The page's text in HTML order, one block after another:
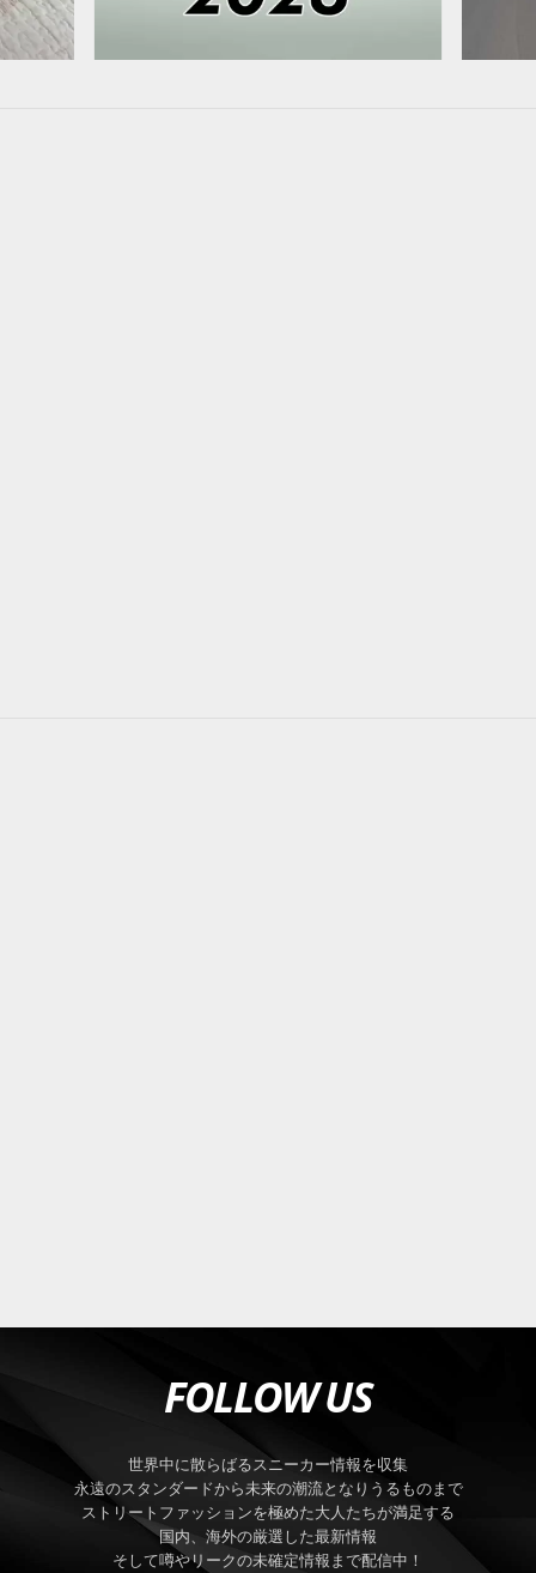
FOLLOW US
世界中に散らばるスニーカー情報を収集
永遠のスタンダードから未来の潮流となりうるものまで
ストリートファッションを極めた大人たちが満足する
国内、海外の厳選した最新情報
そして噂やリークの未確定情報まで配信中！